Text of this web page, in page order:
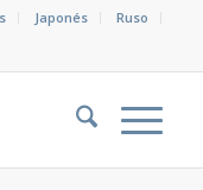
Japonés
Ruso